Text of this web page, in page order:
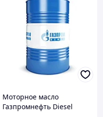
Моторное масло
Газпромнефть Diesel